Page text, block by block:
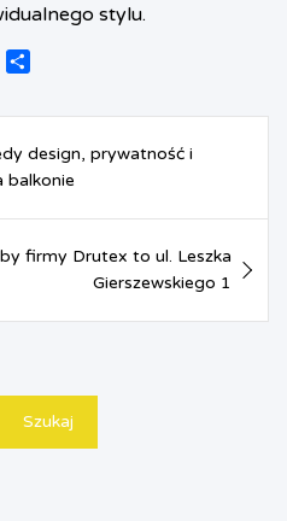
stylu.
e
design, prywatność i
balkonie
firmy Drutex to ul. Leszka
Gierszewskiego 1
Szukaj